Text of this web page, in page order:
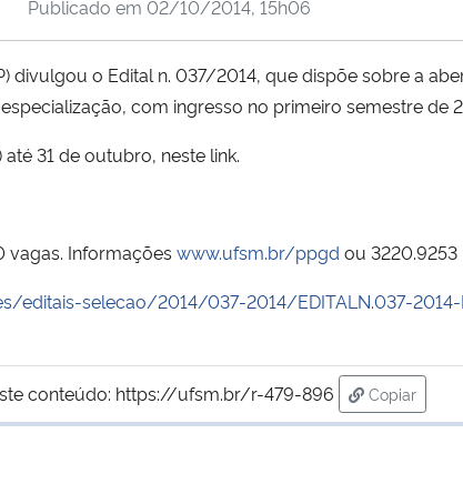
Publicado em 02/10/2014, 15h06
divulgou o Edital n. 037/2014, que dispõe sobre a
com ingresso no primeiro semestre de
31 de outubro, neste link.
vagas. Informações www.ufsm.br/ppgd ou 3220.9253
selecao/2014/037-2014/EDITALN.037-2014-
conteúdo: https://ufsm.br/r-479-896
Copiar
para área